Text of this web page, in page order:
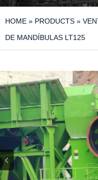
HOME » PRODUCTS »
DE MANDÍBULAS LT125